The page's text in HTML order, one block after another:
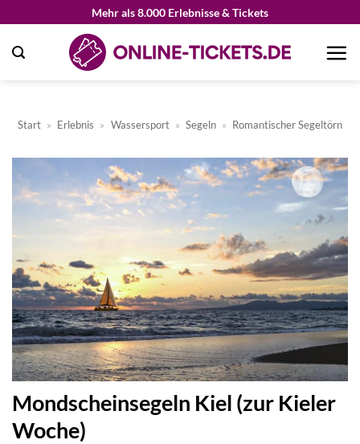
springen
Mehr als 8.000 Erlebnisse & Tickets
Start » Erlebnis » Wassersport » Segeln » Romantischer Segeltörn
Mondscheinsegeln Kiel (zur Kieler
Woche)